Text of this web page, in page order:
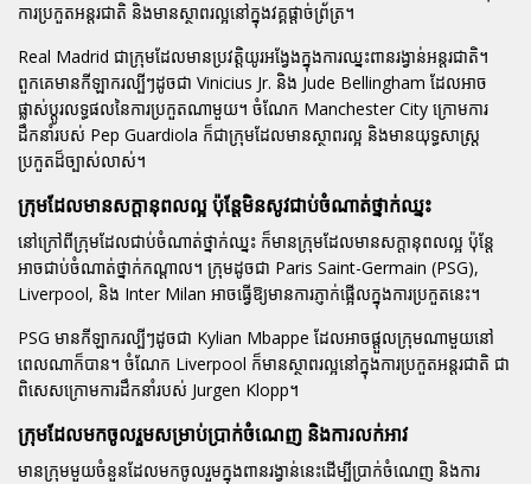
ការប្រកួតអន្តរជាតិ និងមានស្ថាពរល្អនៅក្នុងវគ្គផ្តាច់ព្រ័ត្រ។
Real Madrid ជាក្រុមដែលមានប្រវត្តិយូរអង្វែងក្នុងការឈ្នះពានរង្វាន់អន្តរជាតិ។
ពួកគេមានកីឡាករល្បីៗដូចជា Vinicius Jr. និង Jude Bellingham ដែលអាច
ផ្លាស់ប្តូរលទ្ធផលនៃការប្រកួតណាមួយ។ ចំណែក Manchester City ក្រោមការ
ដឹកនាំរបស់ Pep Guardiola ក៏ជាក្រុមដែលមានស្ថាពរល្អ និងមានយុទ្ធសាស្ត្រ
ប្រកួតដ៏ច្បាស់លាស់។
ក្រុមដែលមានសក្តានុពលល្អ ប៉ុន្តែមិនសូវជាប់ចំណាត់ថ្នាក់ឈ្នះ
នៅក្រៅពីក្រុមដែលជាប់ចំណាត់ថ្នាក់ឈ្នះ ក៏មានក្រុមដែលមានសក្តានុពលល្អ ប៉ុន្តែ
អាចជាប់ចំណាត់ថ្នាក់កណ្តាល។ ក្រុមដូចជា Paris Saint-Germain (PSG),
Liverpool, និង Inter Milan អាចធ្វើឱ្យមានការភ្ញាក់ផ្អើលក្នុងការប្រកួតនេះ។
PSG មានកីឡាករល្បីៗដូចជា Kylian Mbappe ដែលអាចផ្តួលក្រុមណាមួយនៅ
ពេលណាក៏បាន។ ចំណែក Liverpool ក៏មានស្ថាពរល្អនៅក្នុងការប្រកួតអន្តរជាតិ ជា
ពិសេសក្រោមការដឹកនាំរបស់ Jurgen Klopp។
ក្រុមដែលមកចូលរួមសម្រាប់ប្រាក់ចំណេញ និងការលក់អាវ
មានក្រុមមួយចំនួនដែលមកចូលរួមក្នុងពានរង្វាន់នេះដើម្បីប្រាក់ចំណេញ និងការ